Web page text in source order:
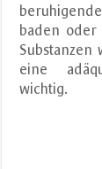
baden oder
Substanzen
eine
wichtig.